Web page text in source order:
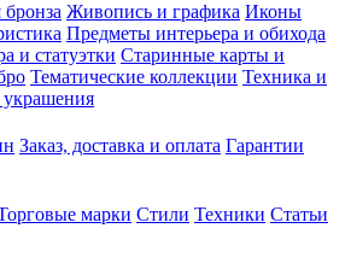
Живопись и графика Иконы
Предметы интерьера и обихода
и статуэтки Старинные карты и
Тематические коллекции Техника и
Заказ, доставка и оплата Гарантии
марки Стили Техники Статьи